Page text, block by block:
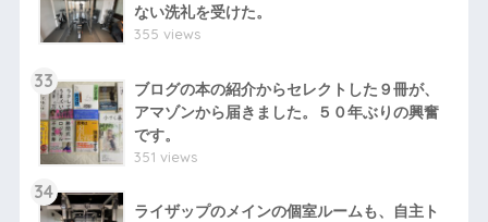
ない洗礼を受けた。
355 views
33
ブログの本の紹介からセレクトした９冊が、
アマゾンから届きました。５０年ぶりの興奮
です。
351 views
34
ライザップのメインの個室ルームも、自主ト